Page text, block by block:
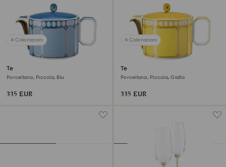
4 Colorazioni
Teiera Signum
Porcellana, Piccola, Blu
335 EUR
4 Colorazioni
Teiera Signum
Porcellana, Piccola, Gialla
335 EUR